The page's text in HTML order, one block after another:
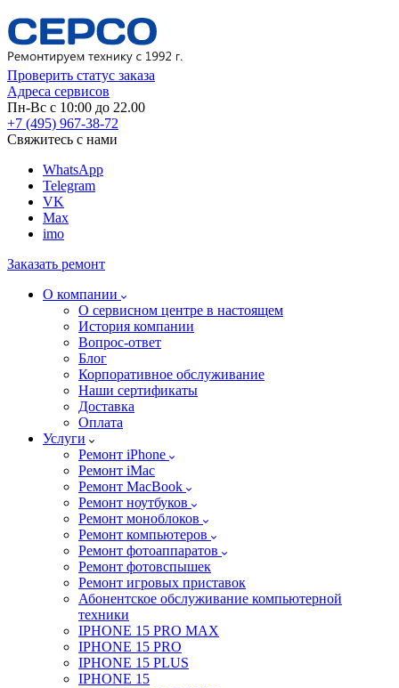
Проверить статус заказа
Адреса сервисов
Пн-Вс с 10:00 до 22.00
+7 (495) 967-38-72
Свяжитесь с нами
WhatsApp
Telegram
VK
Max
imo
Заказать ремонт
О компании
О сервисном центре в настоящем
История компании
Вопрос-ответ
Блог
Корпоративное обслуживание
Наши сертификаты
Доставка
Оплата
Услуги
Ремонт iPhone
Ремонт iMac
Ремонт MacBook
Ремонт ноутбуков
Ремонт моноблоков
Ремонт компьютеров
Ремонт фотоаппаратов
Ремонт фотовспышек
Ремонт игровых приставок
Абонентское обслуживание компьютерной
техники
IPHONE 15 PRO MAX
IPHONE 15 PRO
IPHONE 15 PLUS
IPHONE 15